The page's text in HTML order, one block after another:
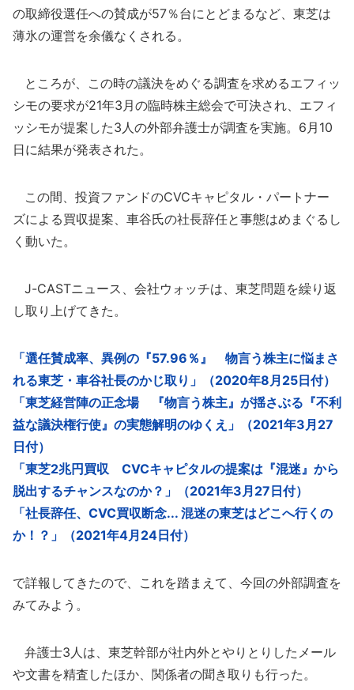
の取締役選任への賛成が57％台にとどまるなど、東芝は
薄氷の運営を余儀なくされる。
ところが、この時の議決をめぐる調査を求めるエフィッ
シモの要求が21年3月の臨時株主総会で可決され、エフィ
ッシモが提案した3人の外部弁護士が調査を実施。6月10
日に結果が発表された。
この間、投資ファンドのCVCキャピタル・パートナー
ズによる買収提案、車谷氏の社長辞任と事態はめまぐるし
く動いた。
J-CASTニュース、会社ウォッチは、東芝問題を繰り返
し取り上げてきた。
「選任賛成率、異例の『57.96％』 物言う株主に悩まさ
れる東芝・車谷社長のかじ取り」（2020年8月25日付）
「東芝経営陣の正念場 『物言う株主』が揺さぶる『不利
益な議決権行使』の実態解明のゆくえ」（2021年3月27
日付）
「東芝2兆円買収 CVCキャピタルの提案は『混迷』から
脱出するチャンスなのか？」（2021年3月27日付）
「社長辞任、CVC買収断念... 混迷の東芝はどこへ行くの
か！？」（2021年4月24日付）
で詳報してきたので、これを踏まえて、今回の外部調査を
みてみよう。
弁護士3人は、東芝幹部が社内外とやりとりしたメール
や文書を精査したほか、関係者の聞き取りも行った。